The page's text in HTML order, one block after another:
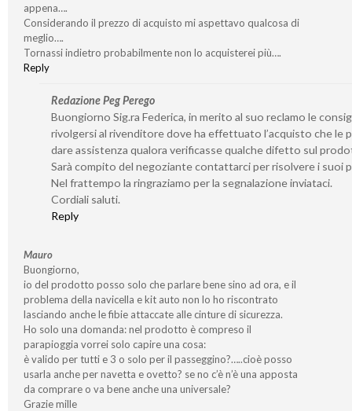
appena….
Considerando il prezzo di acquisto mi aspettavo qualcosa di
meglio….
Tornassi indietro probabilmente non lo acquisterei più….
Reply
Redazione Peg Perego
Buongiorno Sig.ra Federica, in merito al suo reclamo le
rivolgersi al rivenditore dove ha effettuato l’acquisto che le
dare assistenza qualora verificasse qualche difetto sul
Sarà compito del negoziante contattarci per risolvere i suoi
Nel frattempo la ringraziamo per la segnalazione inviataci.
Cordiali saluti.
Reply
Mauro
Buongiorno,
io del prodotto posso solo che parlare bene sino ad ora, e il
problema della navicella e kit auto non lo ho riscontrato
lasciando anche le fibie attaccate alle cinture di sicurezza.
Ho solo una domanda: nel prodotto è compreso il
parapioggia vorrei solo capire una cosa:
è valido per tutti e 3 o solo per il passeggino?…..cioè posso
usarla anche per navetta e ovetto? se no c’è n’è una apposta
da comprare o va bene anche una universale?
Grazie mille